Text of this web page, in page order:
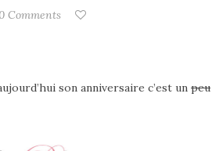
Comments
son anniversaire c’est un peu